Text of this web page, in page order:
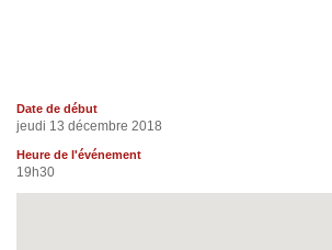
Date de début
jeudi 13 décembre 2018
Heure de l'événement
19h30